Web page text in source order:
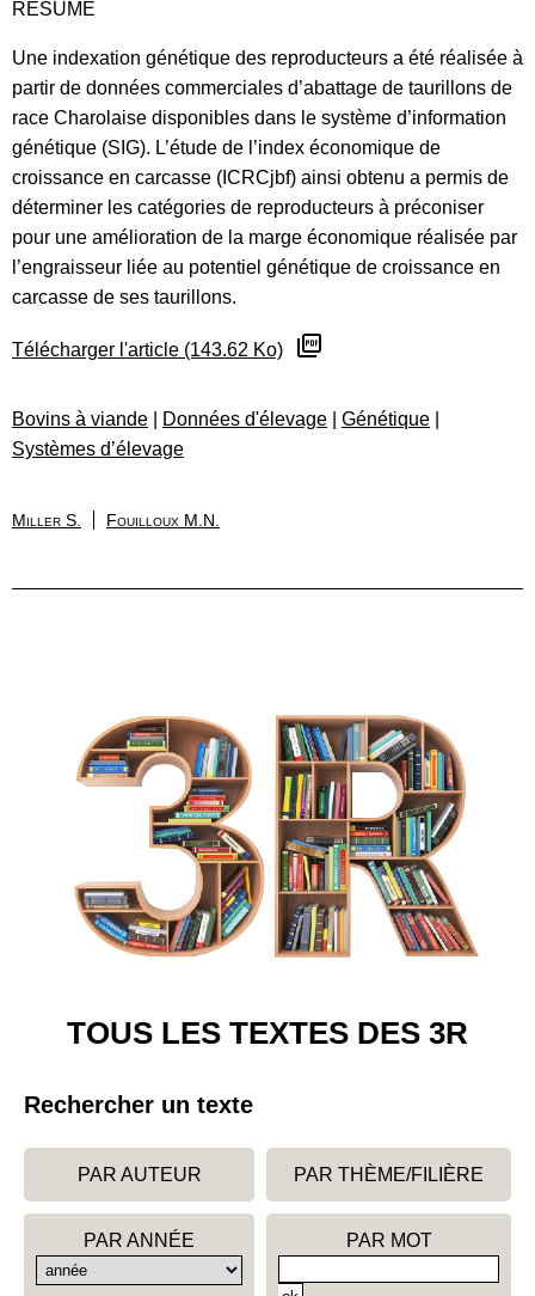
RESUME
Une indexation génétique des reproducteurs a été réalisée à
partir de données commerciales d’abattage de taurillons de
race Charolaise disponibles dans le système d’information
génétique (SIG). L’étude de l’index économique de
croissance en carcasse (ICRCjbf) ainsi obtenu a permis de
déterminer les catégories de reproducteurs à préconiser
pour une amélioration de la marge économique réalisée par
l’engraisseur liée au potentiel génétique de croissance en
carcasse de ses taurillons.
Télécharger l'article (143.62 Ko)
Bovins à viande Données d'élevage Génétique
Systèmes d’élevage
Miller S. Fouilloux M.N.
TOUS LES TEXTES DES 3R
Rechercher un texte
PAR AUTEUR PAR THÈME/FILIÈRE
PAR ANNÉE PAR MOT